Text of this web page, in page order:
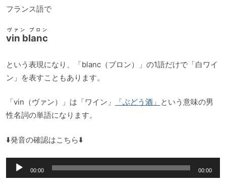
フランス語で
vin blanc
ヴァン ブロン
という表現になり、「blanc（ブロン）」の1語だけで「白ワイ
ン」を表すこともあります。
「vin（ヴァン）」は「ワイン」 「ぶどう酒」 という意味の男
性名詞の単語になります。
⬇️発音の確認はこちら⬇️
声
00:00 00:00